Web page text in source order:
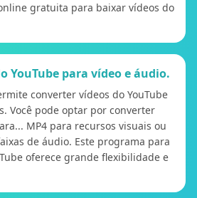
gratuita para baixar vídeos do
YouTube para vídeo e áudio.
converter vídeos do YouTube
Você pode optar por converter
MP4 para recursos visuais ou
de áudio. Este programa para
oferece grande flexibilidade e